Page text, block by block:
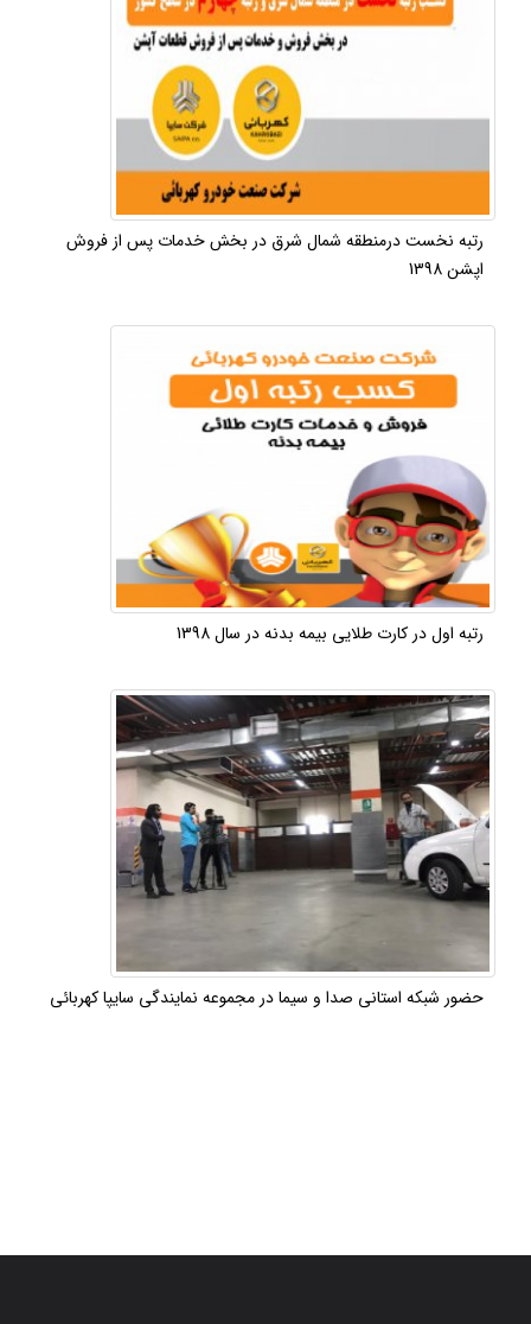
رتبه نخست درمنطقه شمال شرق در بخش خدمات پس از فروش
اپشن 1398
رتبه اول در کارت طلایی بیمه بدنه در سال 1398
حضور شبکه استانی صدا و سیما در مجموعه نمایندگی سایپا کهربائی